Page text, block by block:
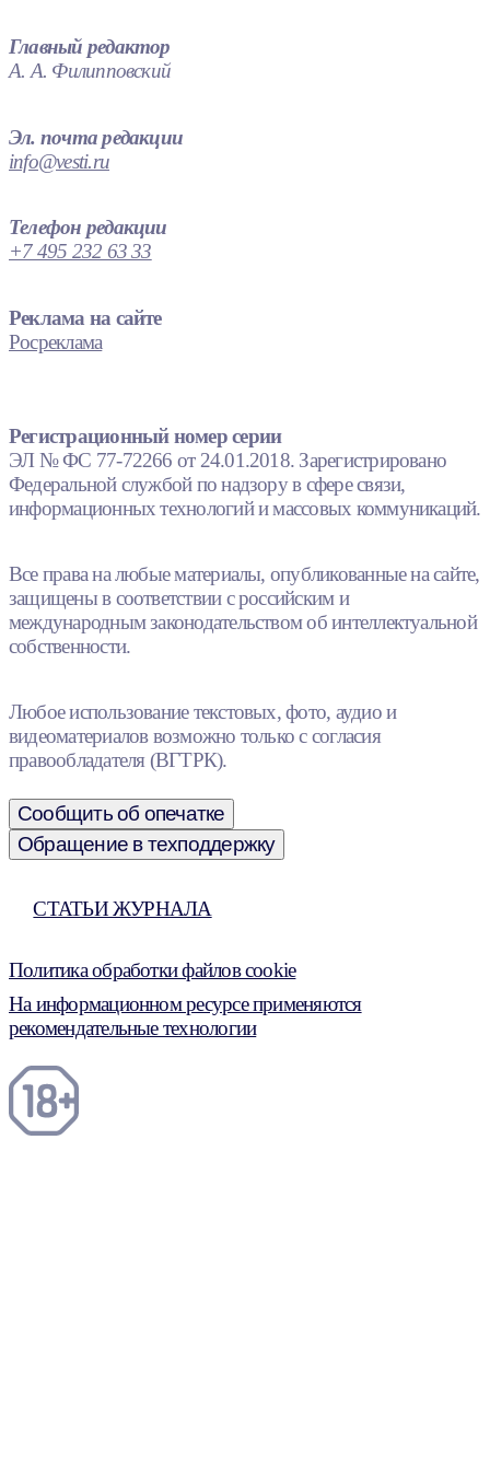
Главный редактор
А. А. Филипповский
Эл. почта редакции
info@vesti.ru
Телефон редакции
+7 495 232 63 33
Реклама на сайте
Росреклама
Регистрационный номер серии
ЭЛ № ФС 77-72266 от 24.01.2018. Зарегистрировано
Федеральной службой по надзору в сфере связи,
информационных технологий и массовых коммуникаций.
Все права на любые материалы, опубликованные на сайте,
защищены в соответствии с российским и
международным законодательством об интеллектуальной
собственности.
Любое использование текстовых, фото, аудио и
видеоматериалов возможно только с согласия
правообладателя (ВГТРК).
Сообщить об опечатке
Обращение в техподдержку
СТАТЬИ ЖУРНАЛА
Политика обработки файлов cookie
На информационном ресурсе применяются
рекомендательные технологии